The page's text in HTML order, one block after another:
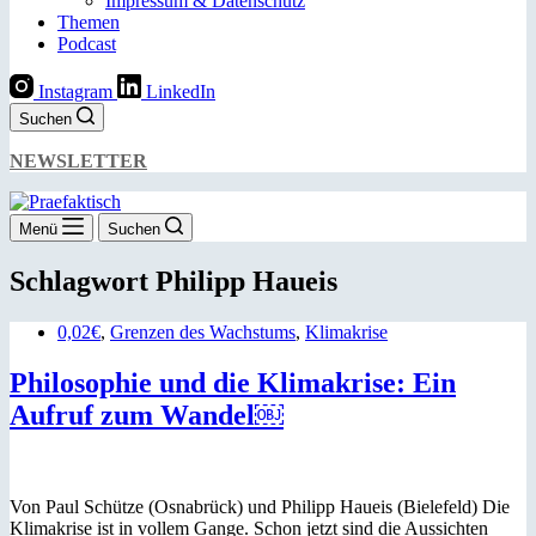
Themen
Podcast
Instagram LinkedIn
Suchen
NEWSLETTER
Menü Suchen
Schlagwort Philipp Haueis
0,02€, Grenzen des Wachstums, Klimakrise
Philosophie und die Klimakrise: Ein
Aufruf zum Wandel￼
Von Paul Schütze (Osnabrück) und Philipp Haueis (Bielefeld) Die
Klimakrise ist in vollem Gange. Schon jetzt sind die Aussichten